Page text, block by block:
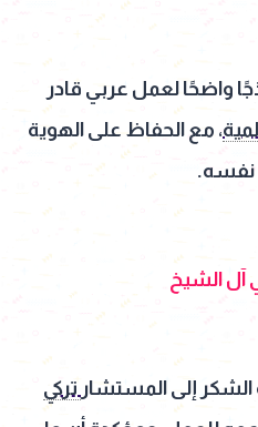
واضحًا لعمل عربي قادر
، مع الحفاظ على الهوية
نفسه.
آل الشيخ
إلى المستشار تركي